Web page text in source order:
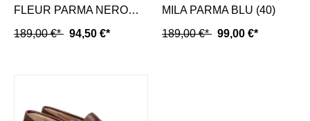
FLEUR PARMA NERO
(36)
189,00 €* 94,50 €*
MILA PARMA BLU (40)
189,00 €* 99,00 €*